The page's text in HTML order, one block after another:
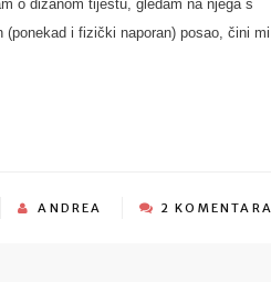
o dizanom tijestu, gledam na njega s
i fizički naporan) posao, čini mi
ANDREA 2 KOMENTARA